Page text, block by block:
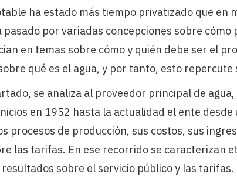
ha estado más tiempo privatizado que en
pasado por variadas concepciones sobre cómo
en temas sobre cómo y quién debe ser el
qué es el agua, y por tanto, esto
se analiza al proveedor principal de agua,
en 1952 hasta la actualidad el ente
procesos de producción, sus costos, sus
las tarifas. En ese recorrido se caracterizan
sobre el servicio público y las tarifas.